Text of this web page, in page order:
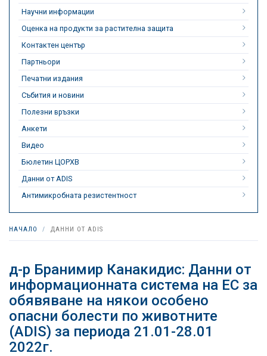
Научни информации
Оценка на продукти за растителна защита
Контактен център
Партньори
Печатни издания
Събития и новини
Полезни връзки
Анкети
Видео
Бюлетин ЦОРХВ
Данни от ADIS
Антимикробната резистентност
НАЧАЛО ДАННИ ОТ ADIS
д-р Бранимир Канакидис: Данни от
информационната система на ЕС за
обявяване на някои особено
опасни болести по животните
(ADIS) за периода 21.01-28.01
2022г.